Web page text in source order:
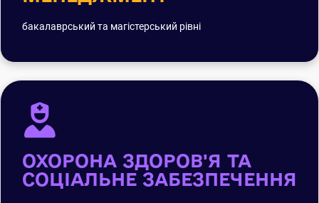
бакалаврський та магістерський рівні
ОХОРОНА ЗДОРОВ'Я ТА
СОЦІАЛЬНЕ ЗАБЕЗПЕЧЕННЯ